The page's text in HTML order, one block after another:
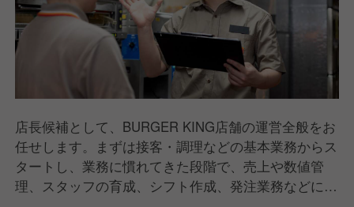
店長候補として、BURGER KING店舗の運営全般をお
任せします。まずは接客・調理などの基本業務からス
タートし、業務に慣れてきた段階で、売上や数値管
理、スタッフの育成、シフト作成、発注業務などにも